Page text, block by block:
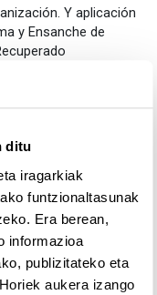
ditu
iragarkiak
funtzionaltasunak
Era berean,
informazioa
publizitateko eta
aukera izango
Y aplicación
y Ensanche de
cerda/fitxa/teoria-
y Barcelona. La
de
sites/default/
también
aniversario, que
de